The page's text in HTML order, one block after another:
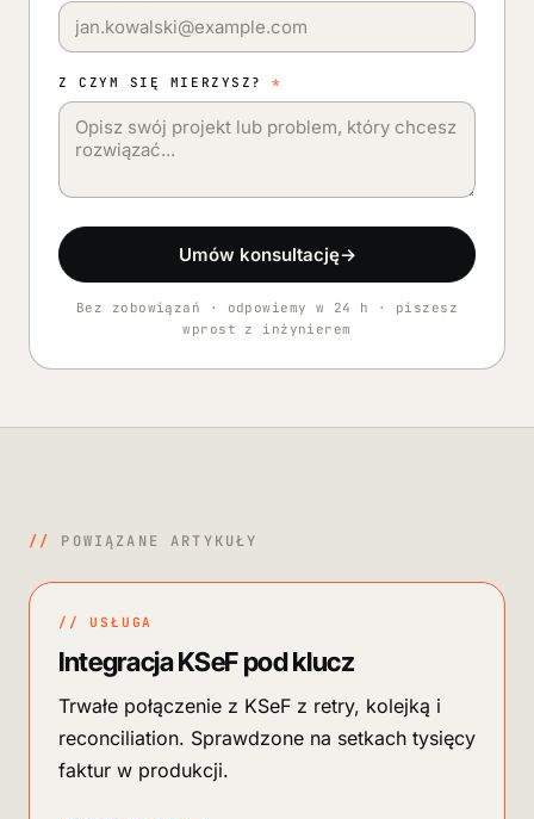
Z CZYM SIĘ MIERZYSZ?*
Umów konsultację→
Bez zobowiązań · odpowiemy w 24 h · piszesz
wprost z inżynierem
// POWIĄZANE ARTYKUŁY
// USŁUGA
Integracja KSeF pod klucz
Trwałe połączenie z KSeF z retry, kolejką i
reconciliation. Sprawdzone na setkach tysięcy
faktur w produkcji.